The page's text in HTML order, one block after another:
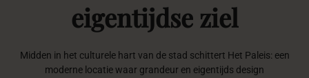
Inspiratie
Over BASMA
eigentijdse ziel
Midden in het culturele hart van de stad schittert Het Paleis: een
moderne locatie waar grandeur en eigentijds design